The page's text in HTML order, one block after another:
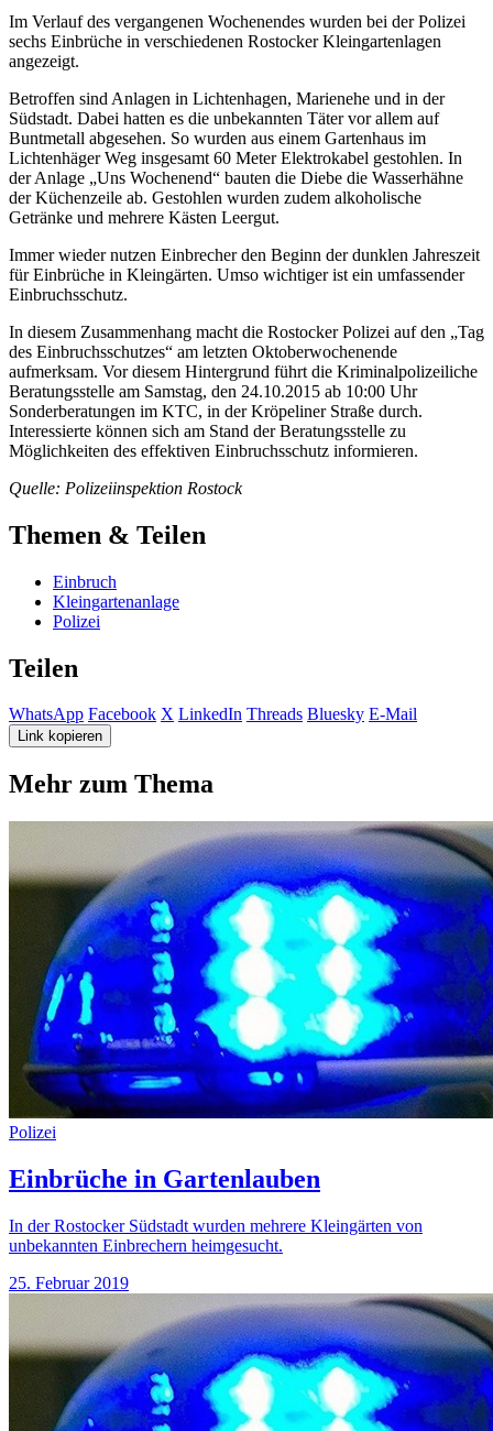
Im Verlauf des vergangenen Wochenendes wurden bei der Polizei
sechs Einbrüche in verschiedenen Rostocker Kleingartenlagen
angezeigt.
Betroffen sind Anlagen in Lichtenhagen, Marienehe und in der
Südstadt. Dabei hatten es die unbekannten Täter vor allem auf
Buntmetall abgesehen. So wurden aus einem Gartenhaus im
Lichtenhäger Weg insgesamt 60 Meter Elektrokabel gestohlen. In
der Anlage „Uns Wochenend“ bauten die Diebe die Wasserhähne
der Küchenzeile ab. Gestohlen wurden zudem alkoholische
Getränke und mehrere Kästen Leergut.
Immer wieder nutzen Einbrecher den Beginn der dunklen Jahreszeit
für Einbrüche in Kleingärten. Umso wichtiger ist ein umfassender
Einbruchsschutz.
In diesem Zusammenhang macht die Rostocker Polizei auf den „Tag
des Einbruchsschutzes“ am letzten Oktoberwochenende
aufmerksam. Vor diesem Hintergrund führt die Kriminalpolizeiliche
Beratungsstelle am Samstag, den 24.10.2015 ab 10:00 Uhr
Sonderberatungen im KTC, in der Kröpeliner Straße durch.
Interessierte können sich am Stand der Beratungsstelle zu
Möglichkeiten des effektiven Einbruchsschutz informieren.
Quelle: Polizeiinspektion Rostock
Themen & Teilen
Einbruch
Kleingartenanlage
Polizei
Teilen
WhatsApp Facebook X LinkedIn Threads Bluesky E-Mail
Link kopieren
Mehr zum Thema
Polizei
Einbrüche in Gartenlauben
In der Rostocker Südstadt wurden mehrere Kleingärten von
unbekannten Einbrechern heimgesucht.
25. Februar 2019